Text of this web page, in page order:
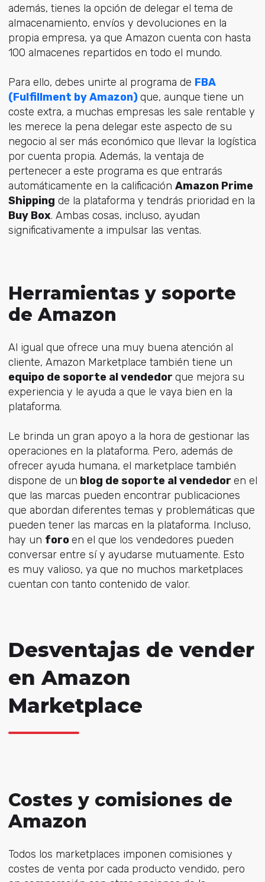
además, tienes la opción de delegar el tema de
almacenamiento, envíos y devoluciones en la
propia empresa, ya que Amazon cuenta con hasta
100 almacenes repartidos en todo el mundo.
Para ello, debes unirte al programa de FBA
(Fulfillment by Amazon) que, aunque tiene un
coste extra, a muchas empresas les sale rentable y
les merece la pena delegar este aspecto de su
negocio al ser más económico que llevar la logística
por cuenta propia. Además, la ventaja de
pertenecer a este programa es que entrarás
automáticamente en la calificación Amazon Prime
Shipping de la plataforma y tendrás prioridad en la
Buy Box. Ambas cosas, incluso, ayudan
significativamente a impulsar las ventas.
Herramientas y soporte
de Amazon
Al igual que ofrece una muy buena atención al
cliente, Amazon Marketplace también tiene un
equipo de soporte al vendedor que mejora su
experiencia y le ayuda a que le vaya bien en la
plataforma.
Le brinda un gran apoyo a la hora de gestionar las
operaciones en la plataforma. Pero, además de
ofrecer ayuda humana, el marketplace también
dispone de un blog de soporte al vendedor en el
que las marcas pueden encontrar publicaciones
que abordan diferentes temas y problemáticas que
pueden tener las marcas en la plataforma. Incluso,
hay un foroen el que los vendedores pueden
conversar entre sí y ayudarse mutuamente. Esto
es muy valioso, ya que no muchos marketplaces
cuentan con tanto contenido de valor.
Desventajas de vender
en Amazon
Marketplace
Costes y comisiones de
Amazon
Todos los marketplaces imponen comisiones y
costes de venta por cada producto vendido, pero